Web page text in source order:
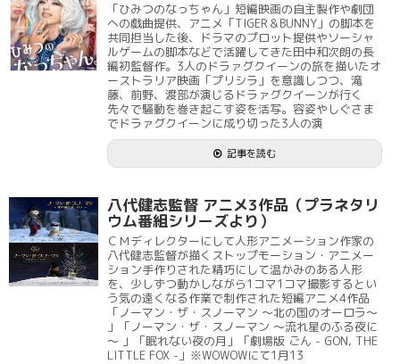
「ひみつのなっちゃん」短編映画の自主製作や劇団
への戯曲提供、アニメ「TIGER＆BUNNY」の脚本を
共同担当した後、ドラマのプロット提供やソーシャ
ルゲームの脚本などで活躍してきた田中和次朗の長
編初監督作。3人のドラァグクイーンの旅を描いたオ
ーストラリア映画「プリシラ」を意識しつつ、滝
藤、前野、渡部が演じるドラァグクイーンが行く
先々で騒動を巻き起こす姿を活写。容姿やしぐさま
でドラァグクイーンに成り切った3人の演
記事を読む
八代健志監督 アニメ3作品（プラネタリ
ウム番組シリーズより）
ＣＭディレクターにして人形アニメーション作家の
八代健志監督が描くストップモーション・アニメー
ション手作りされた精巧にして温かみのある人形
を、少しずつ動かしながら1コマ1コマ撮影するとい
う気の遠くなる作業で制作された短編アニメ4作品
「ノーマン・ザ・スノーマン ～北の国のオーロラ～
」「ノーマン・ザ・スノーマン ～流れ星のふる夜に
～ 」「眠れない夜の月」「劇場版 ごん - GON, THE
LITTLE FOX -」※WOWOWにて1月13